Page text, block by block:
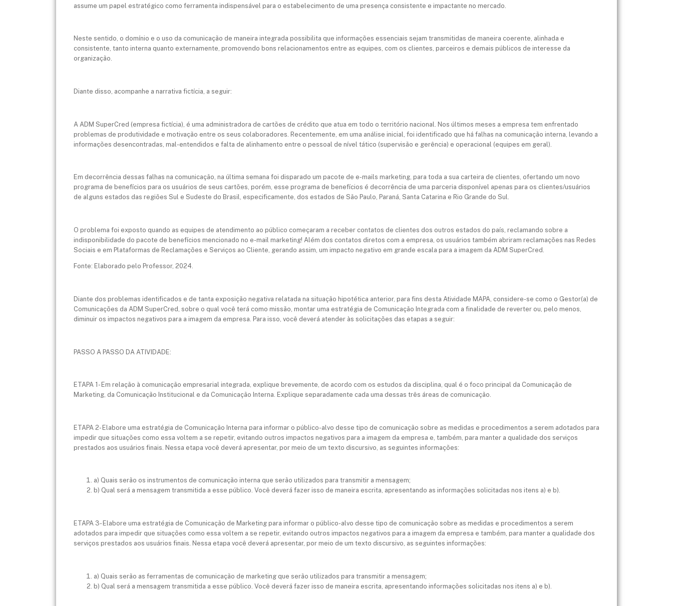
assume um papel estratégico como ferramenta indispensável para o estabelecimento de uma presença consistente e impactante no mercado.
Neste sentido, o domínio e o uso da comunicação de maneira integrada possibilita que informações essenciais sejam transmitidas de maneira coerente, alinhada e
consistente, tanto interna quanto externamente, promovendo bons relacionamentos entre as equipes, com os clientes, parceiros e demais públicos de interesse da
organização.
Diante disso, acompanhe a narrativa fictícia, a seguir:
A ADM SuperCred (empresa fictícia), é uma administradora de cartões de crédito que atua em todo o território nacional. Nos últimos meses a empresa tem enfrentado
problemas de produtividade e motivação entre os seus colaboradores. Recentemente, em uma análise inicial, foi identificado que há falhas na comunicação interna, levando a
informações desencontradas, mal-entendidos e falta de alinhamento entre o pessoal de nível tático (supervisão e gerência) e operacional (equipes em geral).
Em decorrência dessas falhas na comunicação, na última semana foi disparado um pacote de e-mails marketing, para toda a sua carteira de clientes, ofertando um novo
programa de benefícios para os usuários de seus cartões, porém, esse programa de benefícios é decorrência de uma parceria disponível apenas para os clientes/usuários
de alguns estados das regiões Sul e Sudeste do Brasil, especificamente, dos estados de São Paulo, Paraná, Santa Catarina e Rio Grande do Sul.
O problema foi exposto quando as equipes de atendimento ao público começaram a receber contatos de clientes dos outros estados do país, reclamando sobre a
indisponibilidade do pacote de benefícios mencionado no e-mail marketing! Além dos contatos diretos com a empresa, os usuários também abriram reclamações nas Redes
Sociais e em Plataformas de Reclamações e Serviços ao Cliente, gerando assim, um impacto negativo em grande escala para a imagem da ADM SuperCred.
Fonte: Elaborado pelo Professor, 2024.
Diante dos problemas identificados e de tanta exposição negativa relatada na situação hipotética anterior, para fins desta Atividade MAPA, considere-se como o Gestor(a) de
Comunicações da ADM SuperCred, sobre o qual você terá como missão, montar uma estratégia de Comunicação Integrada com a finalidade de reverter ou, pelo menos,
diminuir os impactos negativos para a imagem da empresa. Para isso, você deverá atender às solicitações das etapas a seguir:
PASSO A PASSO DA ATIVIDADE:
ETAPA 1- Em relação à comunicação empresarial integrada, explique brevemente, de acordo com os estudos da disciplina, qual é o foco principal da Comunicação de
Marketing, da Comunicação Institucional e da Comunicação Interna. Explique separadamente cada uma dessas três áreas de comunicação.
ETAPA 2- Elabore uma estratégia de Comunicação Interna para informar o público-alvo desse tipo de comunicação sobre as medidas e procedimentos a serem adotados para
impedir que situações como essa voltem a se repetir, evitando outros impactos negativos para a imagem da empresa e, também, para manter a qualidade dos serviços
prestados aos usuários finais. Nessa etapa você deverá apresentar, por meio de um texto discursivo, as seguintes informações:
a) Quais serão os instrumentos de comunicação interna que serão utilizados para transmitir a mensagem;
b) Qual será a mensagem transmitida a esse público. Você deverá fazer isso de maneira escrita, apresentando as informações solicitadas nos itens a) e b).
ETAPA 3- Elabore uma estratégia de Comunicação de Marketing para informar o público-alvo desse tipo de comunicação sobre as medidas e procedimentos a serem
adotados para impedir que situações como essa voltem a se repetir, evitando outros impactos negativos para a imagem da empresa e também, para manter a qualidade dos
serviços prestados aos usuários finais. Nessa etapa você deverá apresentar, por meio de um texto discursivo, as seguintes informações:
a) Quais serão as ferramentas de comunicação de marketing que serão utilizados para transmitir a mensagem;
b) Qual será a mensagem transmitida a esse público. Você deverá fazer isso de maneira escrita, apresentando informações solicitadas nos itens a) e b).